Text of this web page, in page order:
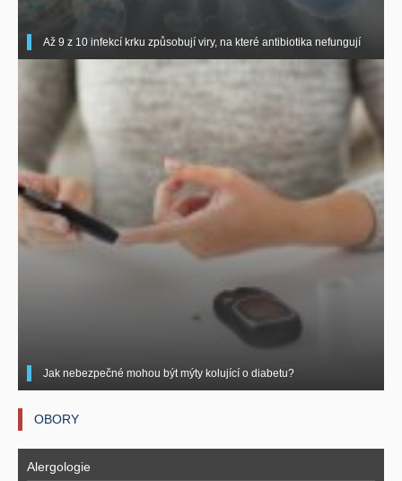
Až 9 z 10 infekcí krku způsobují viry, na které antibiotika nefungují
Jak nebezpečné mohou být mýty kolující o diabetu?
OBORY
Alergologie